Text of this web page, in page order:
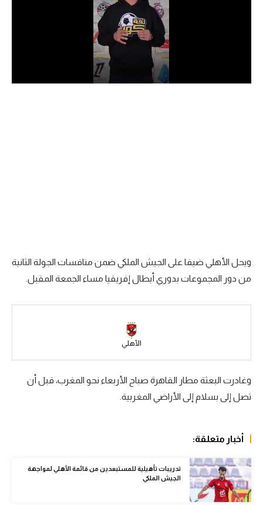
الدوري السعودي للمحترفين
منتخب مصر
سعودي في الجول
الدوري الإنجليزي
رياضات أخرى
كرة السلة الأمريكية
كرة سلة
كرة يد
ويحل الأهلي ضيفا على الجيش الملكي ضمن منافسات الجولة الثانية
من دور المجموعات بدوري أبطال إفريقيا مساء الجمعة المقبل.
الأهلي
وغادرت البعثة مطار القاهرة صباح الأربعاء نحو المغرب، قبل أن
تصل إلى بسلام إلى الأراضي المغربية.
أخبار متعلقة:
تدريبات تأهيلية للمستبعدين من قائمة الأهلي لمواجهة
الجيش الملكي